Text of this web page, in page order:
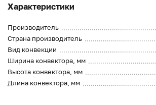
Характеристики
Производитель
Страна производитель
Вид конвекции
Ширина конвектора, мм
Высота конвектора, мм
Длина конвектора, мм